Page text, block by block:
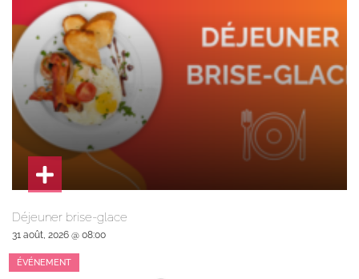
Déjeuner brise-glace
31 août, 2026 @ 08:00
ÉVÉNEMENT